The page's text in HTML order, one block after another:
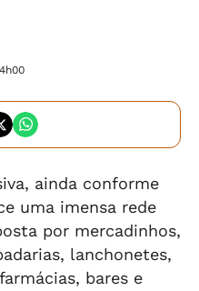
ainda conforme
uma imensa rede
por mercadinhos,
lanchonetes,
bares e